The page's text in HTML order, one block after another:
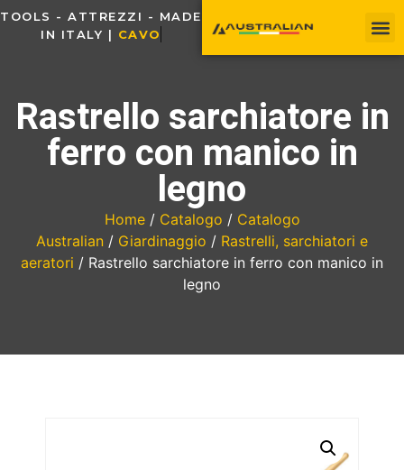
TOOLS - ATTREZZI - MADE
IN ITALY | CAVOU
Rastrello sarchiatore in
ferro con manico in
legno
Home/ Catalogo / Catalogo
Australian / Giardinaggio / Rastrelli, sarchiatori e
aeratori / Rastrello sarchiatore in ferro con manico in
legno